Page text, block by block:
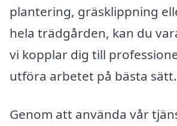
plantering, gräsklippning
hela trädgården, kan du
vi kopplar dig till
utföra arbetet på bästa sätt.
Genom att använda vår